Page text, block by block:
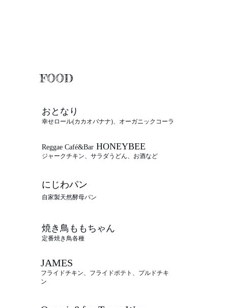
​FOOD
​FOOD
おとなり
幸せロール(カカオバナナ)、オーガニックコーラ
Reggae Café&Bar HONEYBEE
ジャークチキン、サラダうどん、お酒など
にじわパン
自家製天然酵母パン
焼き鳥ももちゃん
定番焼き鳥各種
JAMES
​フライドチキン、フライドポテト、プルドチキ
ン